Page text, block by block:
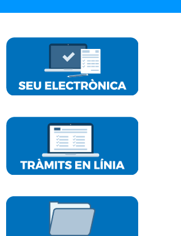
setmana
Mercat
d'artesania,
gladiadors,
Ves a la noticia
al públic:
Dilluns a
divendres de
10:00h a 13:00h